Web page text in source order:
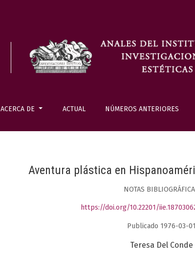
ACERCA DE ACTUAL NÚMEROS ANTERIORES
Aventura plástica en
NOTAS
https://doi.org/10.22201/
Publicado 1976-03-01
Teresa Del Conde